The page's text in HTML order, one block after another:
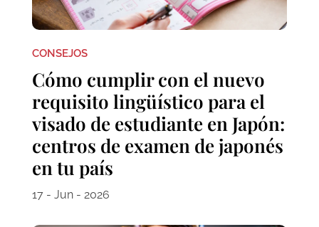
CONSEJOS
Cómo cumplir con el nuevo
requisito lingüístico para el
visado de estudiante en Japón:
centros de examen de japonés
en tu país
17 - Jun - 2026